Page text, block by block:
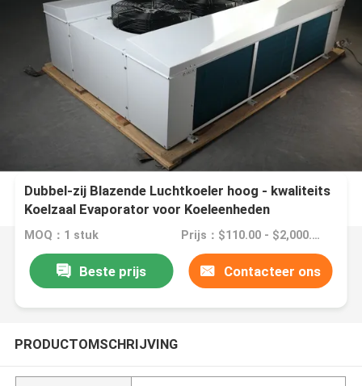
Dubbel-zij Blazende Luchtkoeler hoog - kwaliteits
Koelzaal Evaporator voor Koeleenheden
MOQ：1 stuk Prijs：$110.00 - $2,000.00/sets
Beste prijs Contacteer ons
PRODUCTOMSCHRIJVING